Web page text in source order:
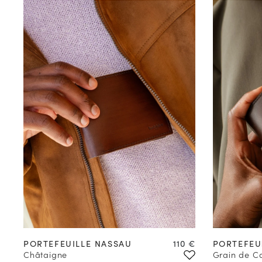
PORTEFEUILLE NASSAU
Châtaigne
Prix
110 €
Grain de